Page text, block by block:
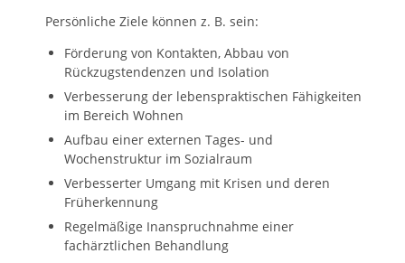
Persönliche Ziele können z. B. sein:
Förderung von Kontakten, Abbau von
Rückzugstendenzen und Isolation
Verbesserung der lebenspraktischen Fähigkeiten
im Bereich Wohnen
Aufbau einer externen Tages- und
Wochenstruktur im Sozialraum
Verbesserter Umgang mit Krisen und deren
Früherkennung
Regelmäßige Inanspruchnahme einer
fachärztlichen Behandlung